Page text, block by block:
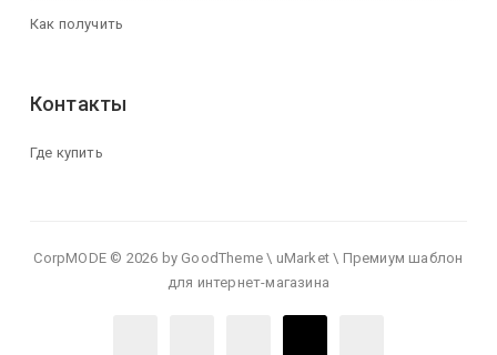
Как получить
Контакты
Где купить
CorpMODE © 2026 by GoodTheme \ uMarket \ Премиум шаблон
для интернет-магазина